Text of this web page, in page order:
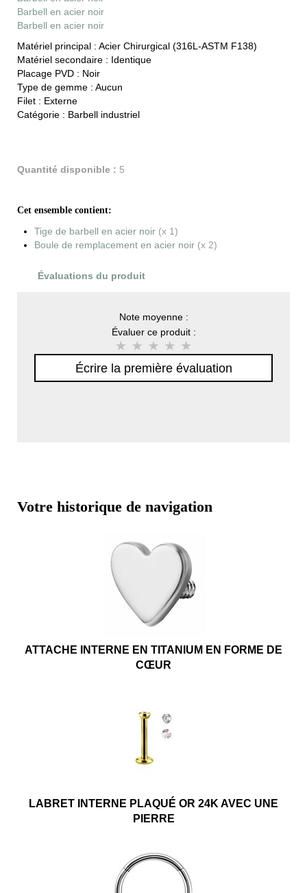
Barbell en acier noir
Barbell en acier noir
Matériel principal : Acier Chirurgical (316L-ASTM F138)
Matériel secondaire : Identique
Placage PVD : Noir
Type de gemme : Aucun
Filet : Externe
Catégorie : Barbell industriel
Quantité disponible : 5
Cet ensemble contient:
Tige de barbell en acier noir (x 1)
Boule de remplacement en acier noir (x 2)
Évaluations du produit
Note moyenne :
Évaluer ce produit :
Écrire la première évaluation
Votre historique de navigation
ATTACHE INTERNE EN TITANIUM EN FORME DE
CŒUR
LABRET INTERNE PLAQUÉ OR 24K AVEC UNE
PIERRE